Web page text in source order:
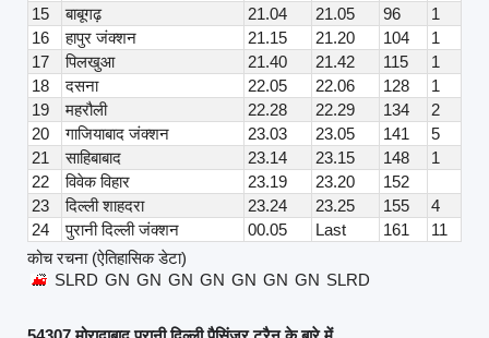
15
बाबूगढ़ 21.04 21.05 96
1
16
हापुर जंक्शन 21.15 21.20 104
1
17
पिलखुआ 21.40 21.42 115
1
18
दसना 22.05 22.06 128
1
19
महरौली 22.28 22.29 134
2
20
गाजियाबाद जंक्शन 23.03 23.05 141
5
21
साहिबाबाद 23.14 23.15 148
1
22
विवेक विहार 23.19 23.20
152
23
दिल्ली शाहदरा 23.24 23.25 155
4
24
पुरानी दिल्ली जंक्शन 00.05 Last 161
11
कोच रचना (ऐतिहासिक डेटा)
SLRD GN GN GN GN GN GN GN SLRD